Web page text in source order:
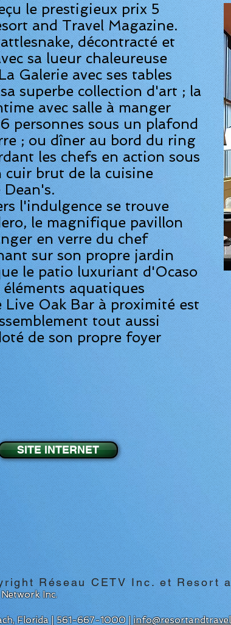
le prestigieux prix 5
and Travel Magazine.
décontracté et
sa lueur chaleureuse
Galerie avec ses tables
superbe collection d'art ; la
avec salle à manger
personnes sous un plafond
; ou dîner au bord du ring
les chefs en action sous
cuir brut de la cuisine
Dean's.
l'indulgence se trouve
le magnifique pavillon
en verre du chef
sur son propre jardin
le patio luxuriant d'Ocaso
éléments aquatiques
Live Oak Bar à proximité est
tout aussi
de son propre foyer
SITE INTERNET
Réseau CETV Inc. et Resort
Inc.
Florida | 561-667-1000 |